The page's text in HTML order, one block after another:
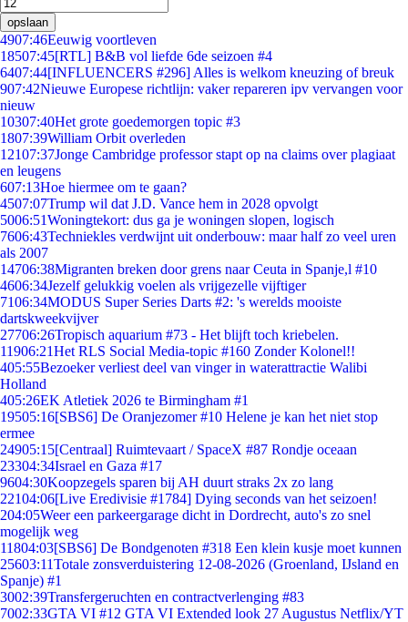
opslaan
4907:46Eeuwig voortleven
18507:45[RTL] B&B vol liefde 6de seizoen #4
6407:44[INFLUENCERS #296] Alles is welkom kneuzing of breuk
907:42Nieuwe Europese richtlijn: vaker repareren ipv vervangen voor
nieuw
10307:40Het grote goedemorgen topic #3
1807:39William Orbit overleden
12107:37Jonge Cambridge professor stapt op na claims over plagiaat
en leugens
607:13Hoe hiermee om te gaan?
4507:07Trump wil dat J.D. Vance hem in 2028 opvolgt
5006:51Woningtekort: dus ga je woningen slopen, logisch
7606:43Techniekles verdwijnt uit onderbouw: maar half zo veel uren
als 2007
14706:38Migranten breken door grens naar Ceuta in Spanje,l #10
4606:34Jezelf gelukkig voelen als vrijgezelle vijftiger
7106:34MODUS Super Series Darts #2: 's werelds mooiste
dartskweekvijver
27706:26Tropisch aquarium #73 - Het blijft toch kriebelen.
11906:21Het RLS Social Media-topic #160 Zonder Kolonel!!
405:55Bezoeker verliest deel van vinger in waterattractie Walibi
Holland
405:26EK Atletiek 2026 te Birmingham #1
19505:16[SBS6] De Oranjezomer #10 Helene je kan het niet stop
ermee
24905:15[Centraal] Ruimtevaart / SpaceX #87 Rondje oceaan
23304:34Israel en Gaza #17
9604:30Koopzegels sparen bij AH duurt straks 2x zo lang
22104:06[Live Eredivisie #1784] Dying seconds van het seizoen!
204:05Weer een parkeergarage dicht in Dordrecht, auto's zo snel
mogelijk weg
11804:03[SBS6] De Bondgenoten #318 Een klein kusje moet kunnen
25603:11Totale zonsverduistering 12-08-2026 (Groenland, IJsland en
Spanje) #1
3002:39Transfergeruchten en contractverlenging #83
7002:33GTA VI #12 GTA VI Extended look 27 Augustus Netflix/YT